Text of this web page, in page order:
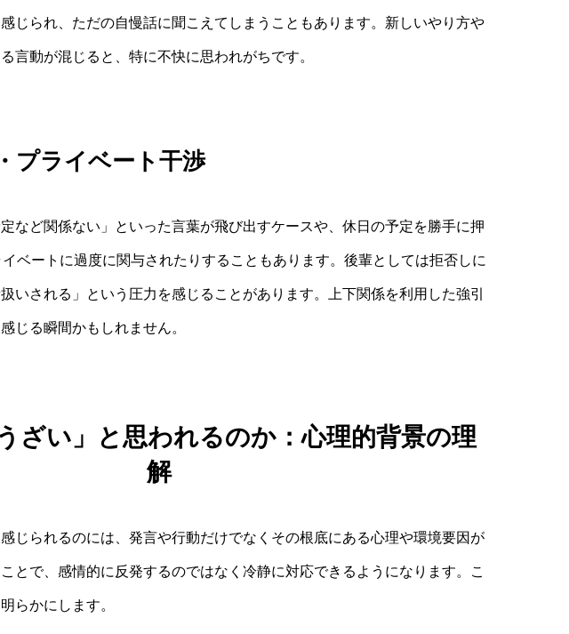
じられ、ただの自慢話に聞こえてしまうこともあります。新しいやり方や
言動が混じると、特に不快に思われがちです。
プライベート干渉
など関係ない」といった言葉が飛び出すケースや、休日の予定を勝手に押
ベートに過度に関与されたりすることもあります。後輩としては拒否しに
いされる」という圧力を感じることがあります。上下関係を利用した強引
じる瞬間かもしれません。
ざい」と思われるのか：心理的背景の理
解
じられるのには、発言や行動だけでなくその根底にある心理や環境要因が
とで、感情的に反発するのではなく冷静に対応できるようになります。こ
らかにします。